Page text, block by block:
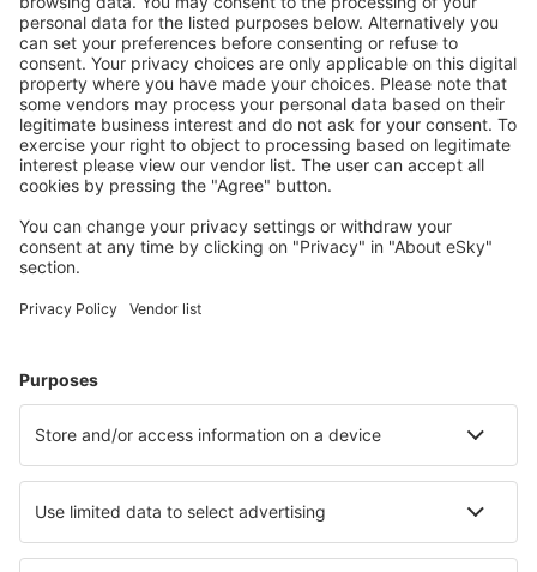
Ladda ner vår appför att enkelt planera
dina resor
Planera din resa
Billiga flyg
Weekendresor
Flyg+Hotell
Hotell
Transfer
Sevärdheter
Sportevenemang